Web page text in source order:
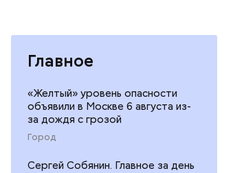
Главное
«Желтый» уровень опасности
объявили в Москве 6 августа из-
за дождя с грозой
Город
Сергей Собянин. Главное за день